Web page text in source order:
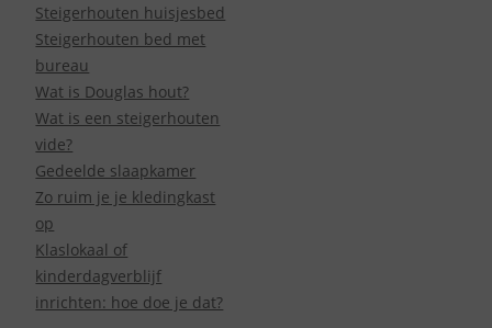
Steigerhouten huisjesbed
Steigerhouten bed met
bureau
Wat is Douglas hout?
Wat is een steigerhouten
vide?
Gedeelde slaapkamer
Zo ruim je je kledingkast
op
Klaslokaal of
kinderdagverblijf
inrichten: hoe doe je dat?